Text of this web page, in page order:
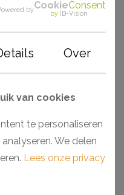
byCookieConsent
by IB-Vision
Over
van cookies
te personaliseren
We delen
Lees onze privacy